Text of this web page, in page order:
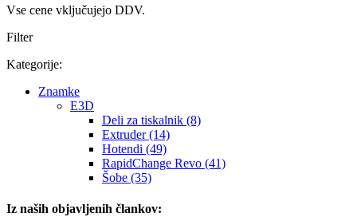
Vse cene vključujejo DDV.
Filter
Kategorije:
Znamke
E3D
Deli za tiskalnik (8)
Extruder (14)
Hotendi (49)
RapidChange Revo (41)
Šobe (35)
Iz naših objavljenih člankov: